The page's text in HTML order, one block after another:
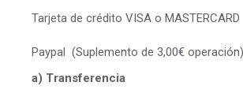
Tarjeta de crédito VISA o MASTERCARD
Paypal (Suplemento de 3,00€ operación)
a) Transferencia